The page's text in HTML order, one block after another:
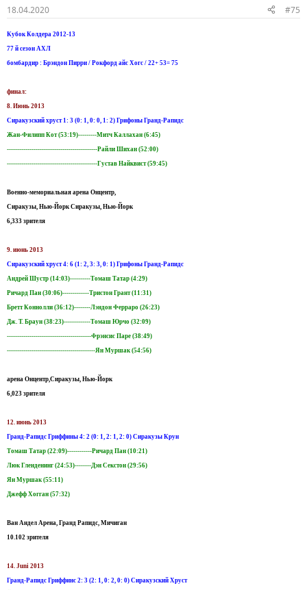
18.04.2020 #75
Кубок Колдера 2012-13
77 й сезон АХЛ
бомбардир : Брэндон Пирри / Рокфорд айс Хогс / 22+ 53= 75
финал:
8. Июнь 2013
Сиракузский хруст 1: 3 (0: 1, 0: 0, 1: 2) Грифоны Гранд-Рапидс
Жан-Филипп Кот (53:19)---------Митч Каллахан (6:45)
--------------------------------------------Райли Шихан (52:00)
--------------------------------------------Густав Найквист (59:45)
Военно-мемориальная арена Онцентр,
Сиракузы, Нью-Йорк Сиракузы, Нью-Йорк
6,333 зрителя
9. июнь 2013
Сиракузский хруст 4: 6 (1: 2, 3: 3, 0: 1) Грифоны Гранд-Рапидс
Андрей Шустр (14:03)----------Томаш Татар (4:29)
Ричард Пан (30:06)-------------Тристон Грант (11:31)
Бретт Коннолли (36:12)--------Лэндон Ферраро (26:23)
Дж. Т. Браун (38:23)-------------Томаш Юрчо (32:09)
-----------------------------------------Фрэнсис Паре (38:49)
-------------------------------------------Ян Муршак (54:56)
арена Онцентр,Сиракузы, Нью-Йорк
6,023 зрителя
12. июнь 2013
Гранд-Рапидс Гриффины 4: 2 (0: 1, 2: 1, 2: 0) Сиракузы Крун
Томаш Татар (22:09)------------Ричард Пан (10:21)
Люк Гленденинг (24:53)--------Дэн Секстон (29:56)
Ян Муршак (55:11)
Джефф Хогган (57:32)
Ван Андел Арена, Гранд Рапидс, Мичиган
10.102 зрителя
14. Juni 2013
Гранд-Рапидс Гриффинс 2: 3 (2: 1, 0: 2, 0: 0) Сиракузский Хруст